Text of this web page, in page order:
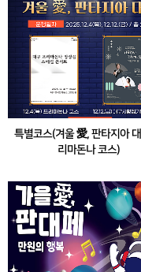
특별코스(겨울 愛, 판타지아
리마돈나 코스)